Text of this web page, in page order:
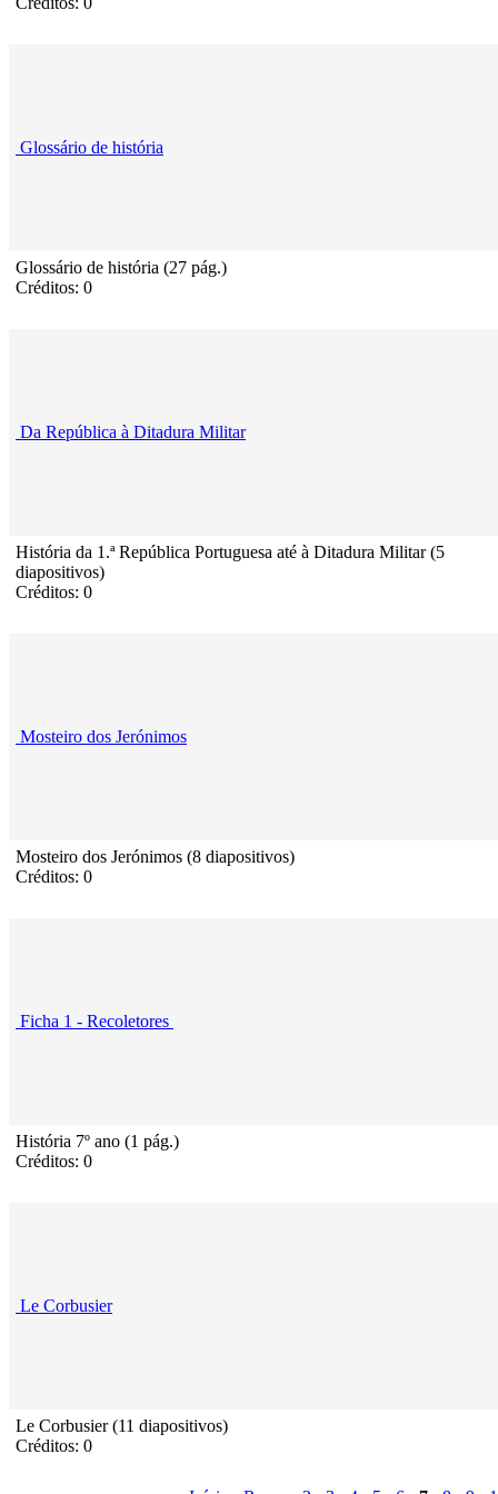
Glossário de história
Glossário de história (27 pág.)
Créditos: 0
Da República à Ditadura Militar
História da 1.ª República Portuguesa até à Ditadura Militar (5
diapositivos)
Créditos: 0
Mosteiro dos Jerónimos
Mosteiro dos Jerónimos (8 diapositivos)
Créditos: 0
Ficha 1 - Recoletores
História 7º ano (1 pág.)
Créditos: 0
Le Corbusier
Le Corbusier (11 diapositivos)
Créditos: 0